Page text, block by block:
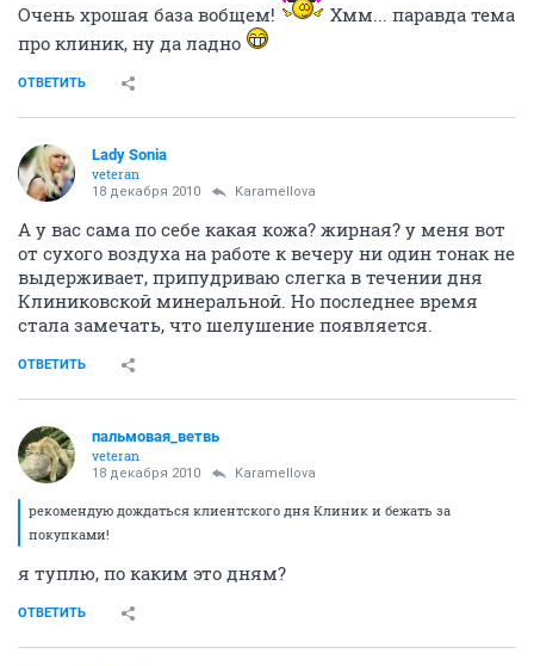
Очень хрошая база вобщем!
Хмм... паравда тема
про клиник, ну да ладно
ОТВЕТИТЬ
Lady Sonia
veteran
18 декабря 2010 Karamellova
А у вас сама по себе какая кожа? жирная? у меня вот
от сухого воздуха на работе к вечеру ни один тонак не
выдерживает, припудриваю слегка в течении дня
Клиниковской минеральной. Но последнее время
стала замечать, что шелушение появляется.
ОТВЕТИТЬ
пальмовая_ветвь
veteran
18 декабря 2010 Karamellova
рекомендую дождаться клиентского дня Клиник и бежать за
покупками!
я туплю, по каким это дням?
ОТВЕТИТЬ